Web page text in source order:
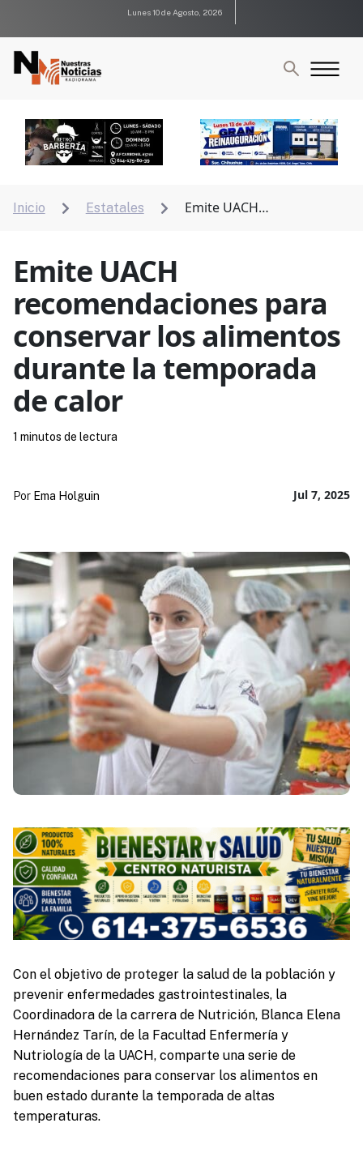
Lunes 10 de Agosto, 2026
Inicio  Estatales 
Emite UACH
Emite UACH
recomendaciones para
conservar los alimentos
durante la temporada
de calor
Jul 7, 2025
Por Ema Holguin
1 minutos de lectura
Con el objetivo de proteger la salud de la población y
prevenir enfermedades gastrointestinales, la
Coordinadora de la carrera de Nutrición, Blanca Elena
Hernández Tarín, de la Facultad Enfermería y
Nutriología de la UACH, comparte una serie de
recomendaciones para conservar los alimentos en
buen estado durante la temporada de altas
temperaturas.